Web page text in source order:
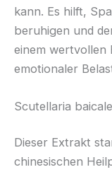
kann. Es hilft,
beruhigen und
einem wertvollen
emotionaler
Scutellaria
Dieser Extrakt
chinesischen